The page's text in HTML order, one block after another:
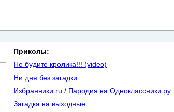
Приколы:
Не будите кролика!!! (video)
Ни дня без загадки
Избранники.ru / Пародия на Одноклассники.ру
Загадка на выходные